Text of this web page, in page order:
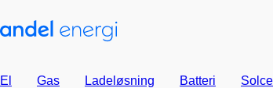
El Gas Ladeløsning Batteri